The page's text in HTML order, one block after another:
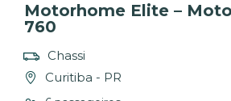
Motorhome Elite –
760
Chassi
Curitiba - PR